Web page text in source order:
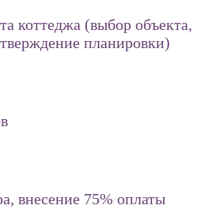
коттеджа (выбор объекта,
планировки)
внесение 75% оплаты